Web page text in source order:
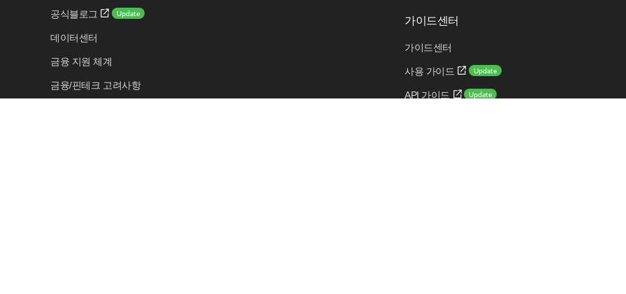
공식블로그 Update
데이터센터
금융 지원 체계
금융/핀테크 고려사항
가이드센터
가이드센터
사용 가이드 Update
API 가이드 Update